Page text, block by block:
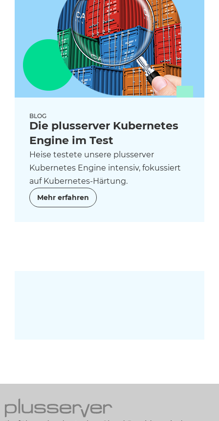
BLOG
Die plusserver Kubernetes
Engine im Test
Heise testete unsere plusserver
Kubernetes Engine intensiv, fokussiert
auf Kubernetes-Härtung.
Mehr erfahren